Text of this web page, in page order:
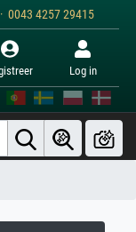
0043 4257 29415
Log in